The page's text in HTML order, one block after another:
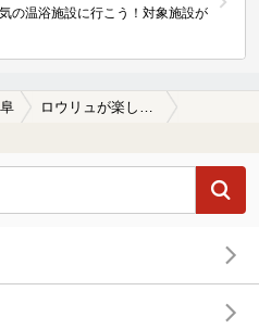
の温浴施設に行こう！対象施設が
ロウリュが楽しめる岐阜の温泉、日帰り温泉、スーパー銭湯おすすめ